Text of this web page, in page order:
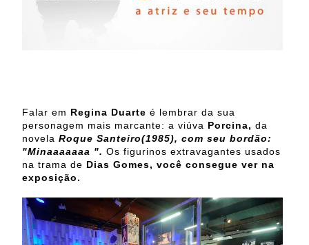
Falar em Regina Duarte é lembrar da sua
personagem mais marcante: a viúva Porcina, da
novela Roque Santeiro(1985), com seu bordão:
"Minaaaaaaa ". Os figurinos extravagantes usados
na trama de Dias Gomes, você consegue ver na
exposição.